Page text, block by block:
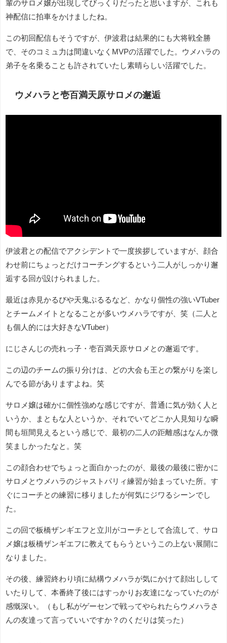
輩のサロメ嬢が出現してびっくりだったと思いますが、これも
神配信に拍車をかけましたね。
この初回配信もそうですが、伊波君は結果的にも大将戦全勝
で、そのコミュ力は間違いなくMVPの活躍でした。ウメハラの
弟子を名乗ることも許されていたし素晴らしい活躍でした。
ウメハラと壱百満天原サロメの邂逅
伊波君との配信でアクシデントで一度挨拶していますが、顔合
わせ前にちょっとだけコーチングするという二人がしっかり邂
逅する回が設けられました。
最近は赤見かるびや天鬼ぷるるなど、かなり個性の強いVTuber
とチームメイトとなることが多いウメハラですが、笑（二人と
も個人的には大好きなVTuber）
にじさんじの売れっ子・壱百満天原サロメとの邂逅です。
この辺のチームの振り分けは、どの大会も王との繋がりを楽し
んでる節がありますよね。笑
サロメ嬢は確かに個性強めな感じですが、普通に気が効く人と
いうか、まともな人というか、それでいてどこか人見知りな瞬
間も垣間見えるという感じで、最初の二人の距離感はなんか微
笑ましかったなと。笑
この顔合わせでちょっと面白かったのが、最後の最後に密かに
サロメとウメハラのジャストパリィ練習が始まっていた所。す
ぐにコーチとの練習に移りましたが何気にジワるシーンでし
た。
この回で板橋ザンギエフと立川がコーチとして合流して、サロ
メ嬢は板橋ザンギエフに教えてもらうというこの上ない展開に
なりました。
その後、練習終わり頃に結構ウメハラが気にかけて顔出しして
いたりして、本番終了後にはすっかりお友達になっていたのが
感慨深い。（もし私がゲーセンで戦ってやられたらウメハラさ
んの友達って言っていいですか？のくだりは笑った）